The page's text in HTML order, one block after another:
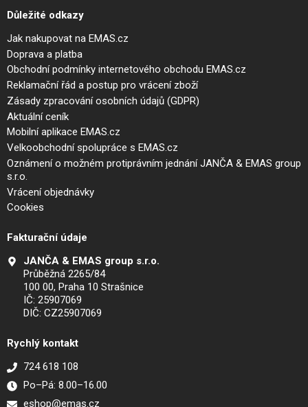
Důležité odkazy
Jak nakupovat na EMAS.cz
Doprava a platba
Obchodní podmínky internetového obchodu EMAS.cz
Reklamační řád a postup pro vrácení zboží
Zásady zpracování osobních údajů (GDPR)
Aktuální ceník
Mobilní aplikace EMAS.cz
Velkoobchodní spolupráce s EMAS.cz
Oznámení o možném protiprávním jednání JANČA & EMAS group
s.r.o.
Vrácení objednávky
Cookies
Fakturační údaje
JANČA & EMAS group s.r.o.
Průběžná 2265/84
100 00, Praha 10 Strašnice
IČ: 25907069
DIČ: CZ25907069
Rychlý kontakt
724 618 108
Po–Pá: 8.00–16.00
eshop@emas.cz